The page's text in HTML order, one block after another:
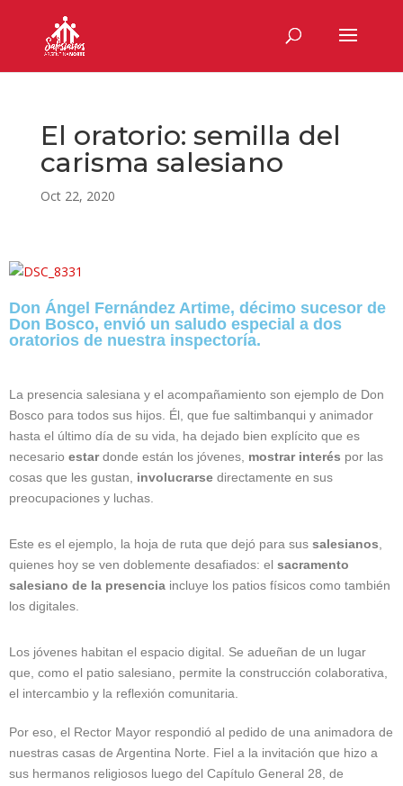
El oratorio: semilla del
carisma salesiano
Oct 22, 2020
Don Ángel Fernández Artime, décimo sucesor de
Don Bosco, envió un saludo especial a dos
oratorios de nuestra inspectoría.
La presencia salesiana y el acompañamiento son ejemplo de Don
Bosco para todos sus hijos. Él, que fue saltimbanqui y animador
hasta el último día de su vida, ha dejado bien explícito que es
necesario estardonde están los jóvenes, mostrar interés por las
cosas que les gustan, involucrarse directamente en sus
preocupaciones y luchas.
Este es el ejemplo, la hoja de ruta que dejó para sus salesianos
quienes hoy se ven doblemente desafiados: el sacramento
salesiano de la presencia incluye los patios físicos como también
los digitales.
Los jóvenes habitan el espacio digital. Se adueñan de un lugar
que, como el patio salesiano, permite la construcción colaborativa,
el intercambio y la reflexión comunitaria.
Por eso, el Rector Mayor respondió al pedido de una animadora de
nuestras casas de Argentina Norte. Fiel a la invitación que hizo a
sus hermanos religiosos luego del Capítulo General 28, de